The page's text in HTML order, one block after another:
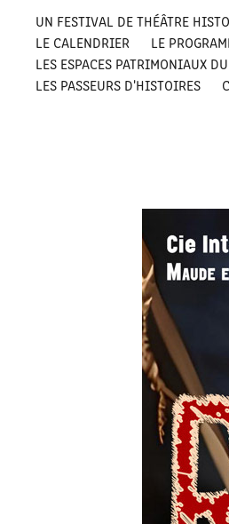
UN FESTIVAL DE THÉÂTRE
LE CALENDRIER
LE
LES ESPACES PATRIMONIAUX
LES PASSEURS D'HISTOIRES